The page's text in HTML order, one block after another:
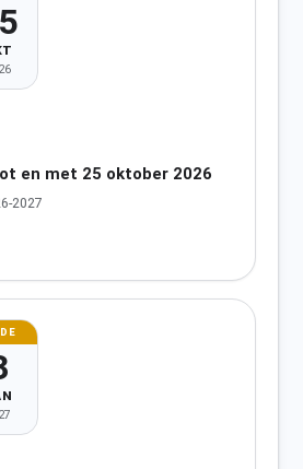
en met 25 oktober 2026
2027